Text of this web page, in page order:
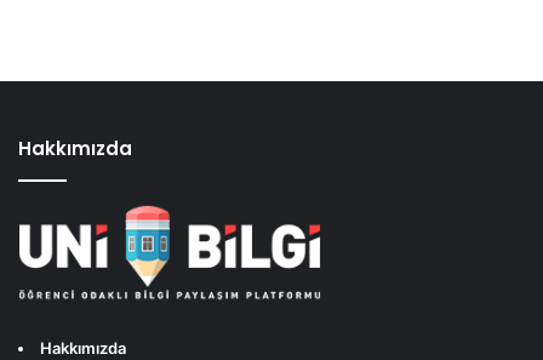
Hakkımızda
Hakkımızda